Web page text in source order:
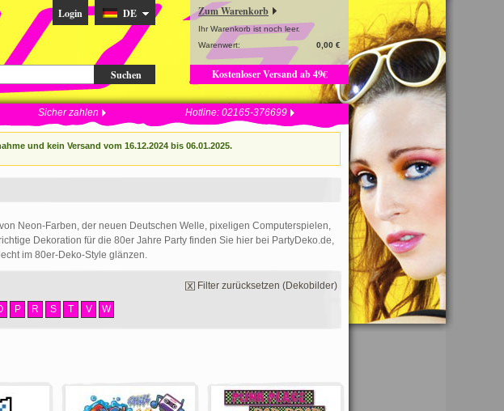
Suchen
Login DE Zum Warenkorb
Ihr Warenkorb ist noch leer.
Warenwert:
0,00 €
Kostenloser Versand ab 49€
Sicher zahlen Hotline: 02165-376699
und kein Versand vom 16.12.2024 bis 06.01.2025.
Neon-Farben, der neuen Deutschen Welle, pixeligen Computerspielen,
Dekoration für die 80er Jahre Party finden Sie hier bei PartyDeko.de,
im 80er-Deko-Style glänzen.
P R S T V W
Filter zurücksetzen (Dekobilder)